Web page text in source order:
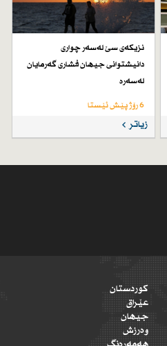
نزیكەی سێ لەسەر چواری
دانیشتوانی جیهان فشاری گەرمایان
لەسەرە
6 رۆژ پێش ئێستا
زیاتر
کوردستان
عێراق
جیهان
وەرزش